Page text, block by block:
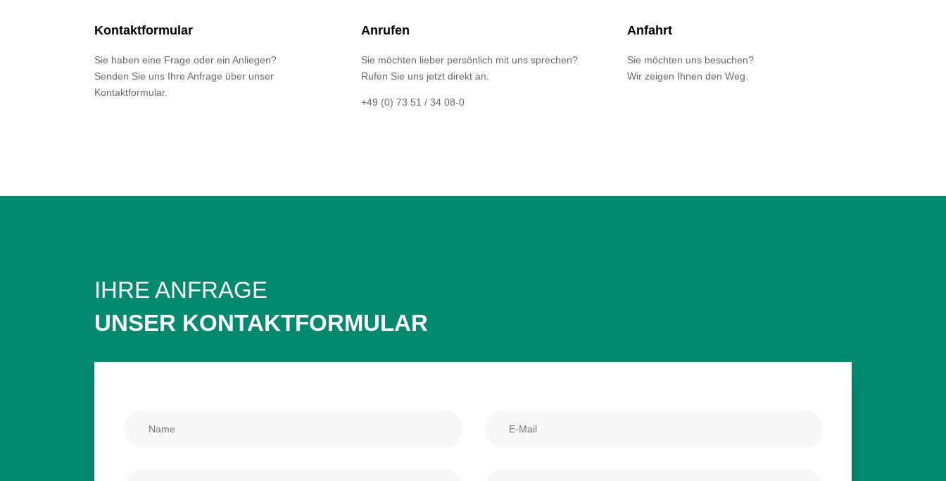
Kontaktformular
Sie haben eine Frage oder ein Anliegen?
Senden Sie uns Ihre Anfrage über unser
Kontaktformular.
Anrufen
Sie möchten lieber persönlich mit uns sprechen?
Rufen Sie uns jetzt direkt an.
+49 (0) 73 51 / 34 08-0
Anfahrt
Sie möchten uns besuchen?
Wir zeigen Ihnen den Weg.
IHRE ANFRAGE
UNSER KONTAKT­FORMULAR